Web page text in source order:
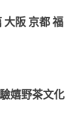
大阪 京都 福
嬉野茶文化